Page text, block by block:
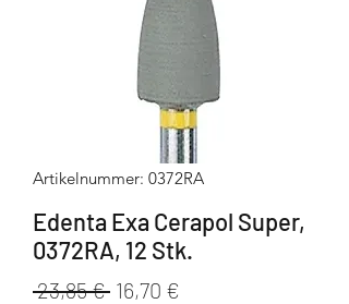
Artikelnummer: 0372RA
Edenta Exa Cerapol Super,
0372RA, 12 Stk.
23,85 € Standardpreis
16,70 €